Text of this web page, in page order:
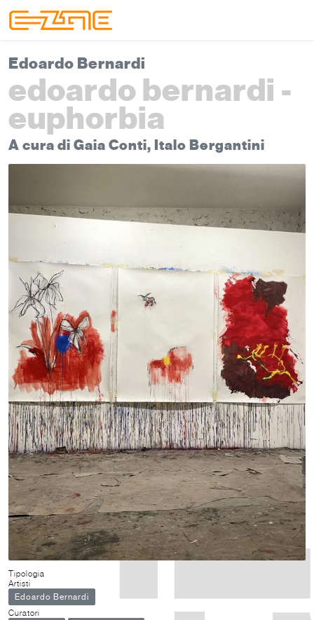
Edoardo Bernardi
edoardo bernardi -
euphorbia
A cura di Gaia Conti, Italo Bergantini
Tipologia
Artisti
Edoardo Bernardi
Curatori